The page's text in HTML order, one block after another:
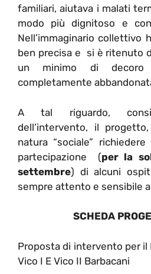
familiari, aiutava i malati
modo più dignitoso e
Nell’immaginario collettivo
ben precisa e si è ritenuto
un minimo di
completamente
A tal riguardo,
dell’intervento, il
natura “sociale”
partecipazione (per la
settembre) di alcuni
sempre attento e sensibile
SCHEDA
Proposta di intervento per il
Vico I E Vico II Barbacani